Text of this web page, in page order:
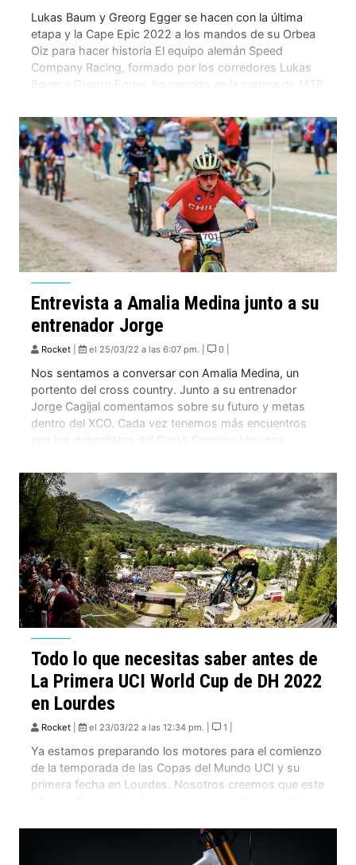
Lukas Baum y Greorg Egger se hacen con la última
etapa y la Cape Epic 2022 a los mandos de su Orbea
Oiz para hacer historia El equipo alemán Speed
Company Racing, formado por los corredores Lukas
Baum y Greorg Egger, ha vencido en la carrera de MTB
Entrevista a Amalia Medina junto a su
entrenador Jorge
Rocket el 25/03/22 a las 6:07 pm. | 0 |
Nos sentamos a conversar con Amalia Medina, un
portento del cross country. Junto a su entrenador
Jorge Cagijal comentamos sobre su futuro y metas
dentro del XCO. Cada vez tenemos más encuentros
con los deportistas del Cross Country. Hoy nos
chiquilla talentosa y con gran futuro en este […]
Todo lo que necesitas saber antes de
La Primera UCI World Cup de DH 2022
en Lourdes
Rocket el 23/03/22 a las 12:34 pm. | 1 |
Ya estamos preparando los motores para el comienzo
de la temporada de las Copas del Mundo UCI y su
primera fecha en Lourdes. Nosotros creemos que este
Lourdes. Podemos esperar que Myriam Nicole y